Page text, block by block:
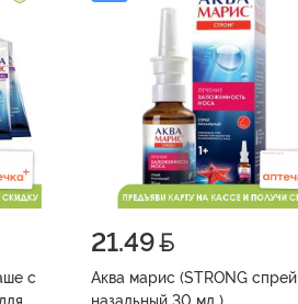
с
21.49
Аква марис (STRONG спрей
назальный 30 мл )